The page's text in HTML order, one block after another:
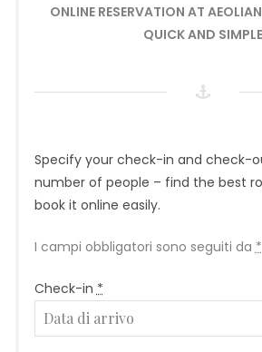
ONLINE RESERVATION AT
QUICK AND SIMPLE
Specify your check-in and check-
number of people – find the best
book it online easily.
I campi obbligatori sono seguiti da *
Check-in *